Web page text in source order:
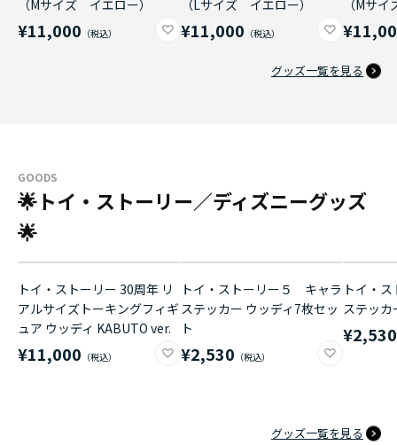
（Mサイズ イエロー）
¥11,000
（Lサイズ イエロー）
¥11,000
（Mサ
グッズ一覧を見る
GOODS
🌟トイ・ストーリー／ディズニーグッズ
🌟
トイ・ストーリー 30周年 リ
アルサイズトーキングフィギ
ュア ウッディ KABUTO ver.
¥11,000
トイ・ストーリー５ キャラ
ステッカー ウッディ7枚セッ
ト
¥2,530
トイ・
ステッカ
¥2,530
グッズ一覧を見る